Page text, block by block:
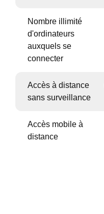
Nombre illimité
d'ordinateurs
auxquels se
connecter
Accès à distance
sans surveillance
Accès mobile à
distance